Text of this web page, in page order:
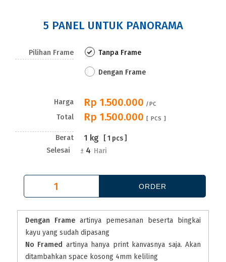
5 PANEL UNTUK PANORAMA
Pilihan Frame Tanpa Frame
Dengan Frame
Harga
Total
Rp 1.500.000 /PC
Rp 1.500.000 PCS ]
Berat 1 kg [1 pcs ]
Selesai
± 4 Hari
Dengan Frame artinya pemesanan beserta bingkai
kayu yang sudah dipasang
No Framed artinya hanya print kanvasnya saja. Akan
ditambahkan space kosong 4mm keliling